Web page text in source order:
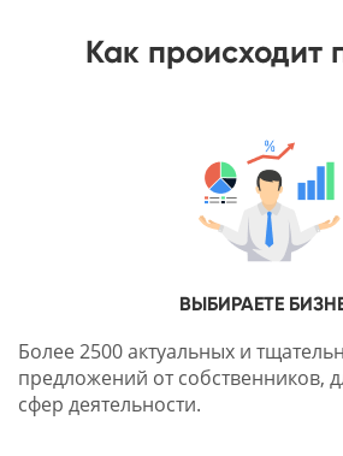
Как происходит
ВЫБИРАЕТЕ
Более 2500 актуальных и
предложений от собственников,
сфер деятельности.